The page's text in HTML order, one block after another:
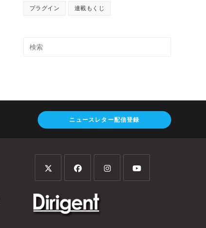
プラグイン 連載もくじ
ニュースレター配信登録